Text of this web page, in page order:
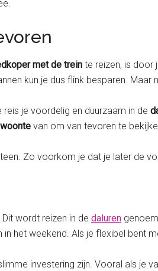
met de trein te reizen, is door
kun je dus flink besparen. Maar
reis je voordelig en duurzaam in de
van om van tevoren te
Zo voorkom je dat je later de
wordt reizen in de daluren
het weekend. Als je flexibel bent
investering zijn. Vooral als je